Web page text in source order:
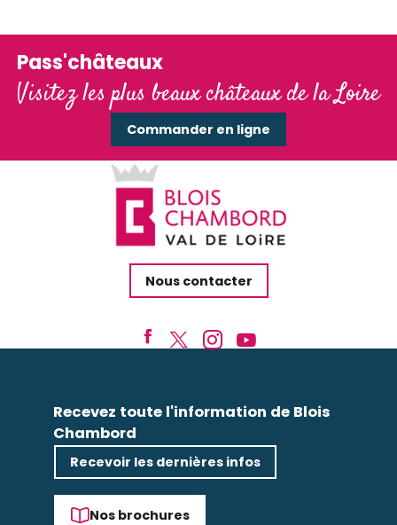
Pass'châteaux
Visitez les plus beaux châteaux de la Loire
Commander en ligne
Nous contacter
Recevez toute l'information de Blois
Chambord
Recevoir les dernières infos
Nos brochures